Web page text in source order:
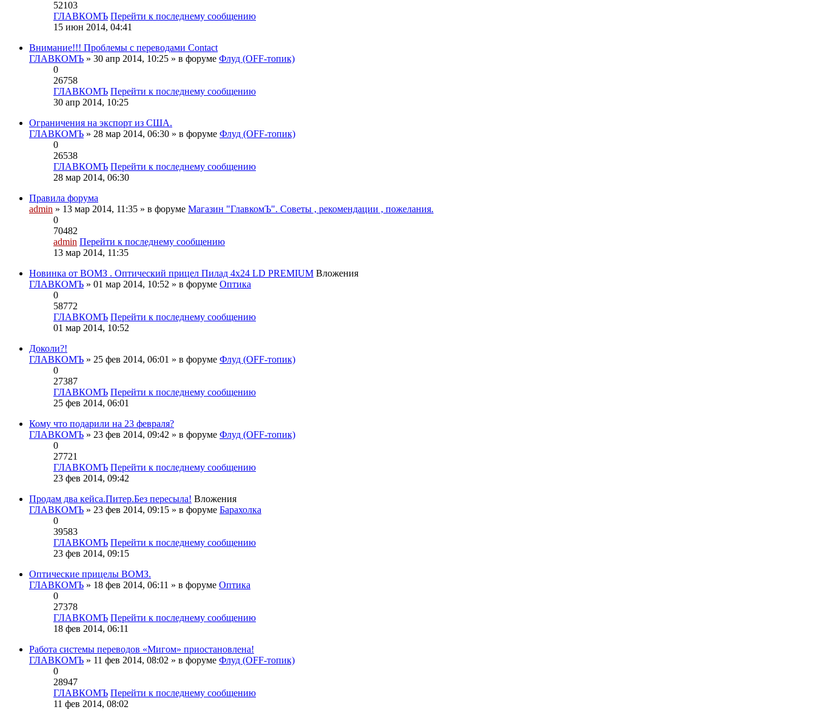
52103
ГЛАВКОМЪ Перейти к последнему сообщению
15 июн 2014, 04:41
Внимание!!! Проблемы с переводами Contact
ГЛАВКОМЪ » 30 апр 2014, 10:25 » в форуме Флуд (OFF-топик)
0
26758
ГЛАВКОМЪ Перейти к последнему сообщению
30 апр 2014, 10:25
Ограничения на экспорт из США.
ГЛАВКОМЪ » 28 мар 2014, 06:30 » в форуме Флуд (OFF-топик)
0
26538
ГЛАВКОМЪ Перейти к последнему сообщению
28 мар 2014, 06:30
Правила форума
admin » 13 мар 2014, 11:35 » в форуме Магазин "ГлавкомЪ". Советы , рекомендации , пожелания.
0
70482
admin Перейти к последнему сообщению
13 мар 2014, 11:35
Новинка от ВОМЗ . Оптический прицел Пилад 4х24 LD PREMIUM Вложения
ГЛАВКОМЪ » 01 мар 2014, 10:52 » в форуме Оптика
0
58772
ГЛАВКОМЪ Перейти к последнему сообщению
01 мар 2014, 10:52
Доколи?!
ГЛАВКОМЪ » 25 фев 2014, 06:01 » в форуме Флуд (OFF-топик)
0
27387
ГЛАВКОМЪ Перейти к последнему сообщению
25 фев 2014, 06:01
Кому что подарили на 23 февраля?
ГЛАВКОМЪ » 23 фев 2014, 09:42 » в форуме Флуд (OFF-топик)
0
27721
ГЛАВКОМЪ Перейти к последнему сообщению
23 фев 2014, 09:42
Продам два кейса.Питер.Без пересыла! Вложения
ГЛАВКОМЪ » 23 фев 2014, 09:15 » в форуме Барахолка
0
39583
ГЛАВКОМЪ Перейти к последнему сообщению
23 фев 2014, 09:15
Оптические прицелы ВОМЗ.
ГЛАВКОМЪ » 18 фев 2014, 06:11 » в форуме Оптика
0
27378
ГЛАВКОМЪ Перейти к последнему сообщению
18 фев 2014, 06:11
Работа системы переводов «Мигом» приостановлена!
ГЛАВКОМЪ » 11 фев 2014, 08:02 » в форуме Флуд (OFF-топик)
0
28947
ГЛАВКОМЪ Перейти к последнему сообщению
11 фев 2014, 08:02